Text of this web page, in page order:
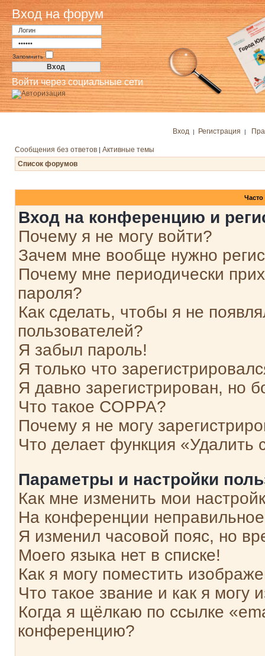
Вход на форум
Запомнить
Войти через социальные сети
Вход | Регистрация |
Сообщения без ответов | Активные темы
Список форумов
Вход на конференцию и
Почему я не могу войти?
Зачем мне вообще нужно
Почему мне периодически
пароля?
Как сделать, чтобы я не
пользователей?
Я забыл пароль!
Я только что
Я давно зарегистрирован, но
Что такое COPPA?
Почему я не могу
Что делает функция «Удалить
Параметры и настройки
Как мне изменить мои
На конференции
Я изменил часовой пояс, но
Моего языка нет в списке!
Как я могу поместить
Что такое звание и как я могу
Когда я щёлкаю по ссылке
конференцию?